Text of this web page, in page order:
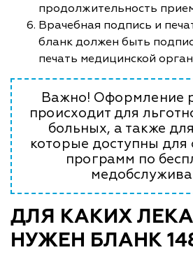
продолжительность
Врачебная подпись и
бланк должен быть
печать медицинской
Важно! Оформление
происходит для
больных, а также
которые доступны для
программ по
ДЛЯ КАКИХ
НУЖЕН БЛАНК